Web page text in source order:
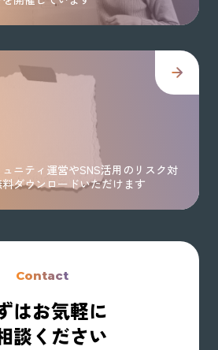
ニティ運営やSNS活用のリスク対
ダウンロードいただけます
Contact
はお気軽に
談ください